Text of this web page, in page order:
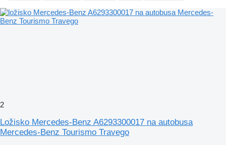
2
Ložisko Mercedes-Benz A6293300017 na autobusa
Mercedes-Benz Tourismo Travego